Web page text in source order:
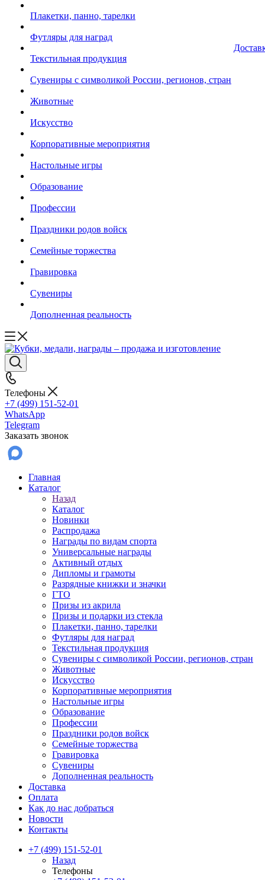
Плакетки, панно, тарелки
Футляры для наград
Текстильная продукция
Сувениры с символикой России, регионов, стран
Животные
Искусство
Корпоративные мероприятия
Настольные игры
Образование
Профессии
Праздники родов войск
Семейные торжества
Гравировка
Сувениры
Дополненная реальность
Телефоны
+7 (499) 151-52-01
WhatsApp
Telegram
Заказать звонок
Главная
Каталог
Назад
Каталог
Новинки
Распродажа
Награды по видам спорта
Универсальные награды
Активный отдых
Дипломы и грамоты
Разрядные книжки и значки
ГТО
Призы из акрила
Призы и подарки из стекла
Плакетки, панно, тарелки
Футляры для наград
Текстильная продукция
Сувениры с символикой России, регионов, стран
Животные
Искусство
Корпоративные мероприятия
Настольные игры
Образование
Профессии
Праздники родов войск
Семейные торжества
Гравировка
Сувениры
Дополненная реальность
Доставка
Оплата
Как до нас добраться
Новости
Контакты
+7 (499) 151-52-01
Назад
Телефоны